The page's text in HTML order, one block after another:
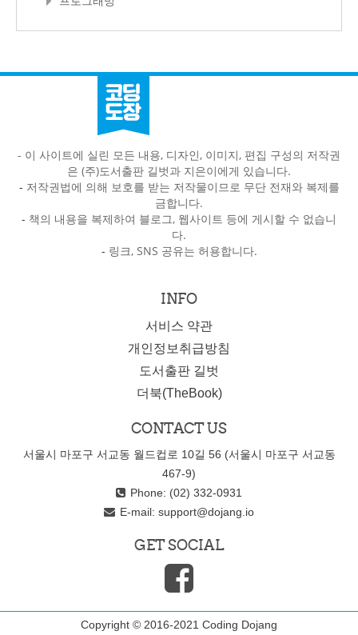
- 이 사이트에 실린 모든 내용, 디자인, 이미지, 편집 구성의 저작권
은 (주)도서출판 길벗과 지은이에게 있습니다.
- 저작권법에 의해 보호를 받는 저작물이므로 무단 전재와 복제를
금합니다.
- 책의 내용을 복제하여 블로그, 웹사이트 등에 게시할 수 없습니
다.
- 링크, SNS 공유는 허용합니다.
INFO
서비스 약관
개인정보취급방침
도서출판 길벗
더북(TheBook)
CONTACT US
서울시 마포구 서교동 월드컵로 10길 56 (서울시 마포구 서교동
467-9)
Phone: (02) 332-0931
E-mail: support@dojang.io
GET SOCIAL
Copyright © 2016-2021 Coding Dojang